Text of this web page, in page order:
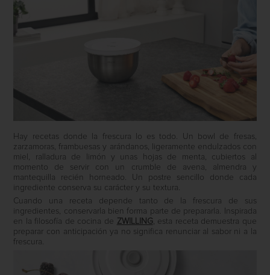
Hay recetas donde la frescura lo es todo. Un bowl de fresas,
zarzamoras, frambuesas y arándanos, ligeramente endulzados con
miel, ralladura de limón y unas hojas de menta, cubiertos al
momento de servir con un crumble de avena, almendra y
mantequilla recién horneado. Un postre sencillo donde cada
ingrediente conserva su carácter y su textura.
Cuando una receta depende tanto de la frescura de sus
ingredientes, conservarla bien forma parte de prepararla. Inspirada
en la filosofía de cocina de ZWILLING, esta receta demuestra que
preparar con anticipación ya no significa renunciar al sabor ni a la
frescura.